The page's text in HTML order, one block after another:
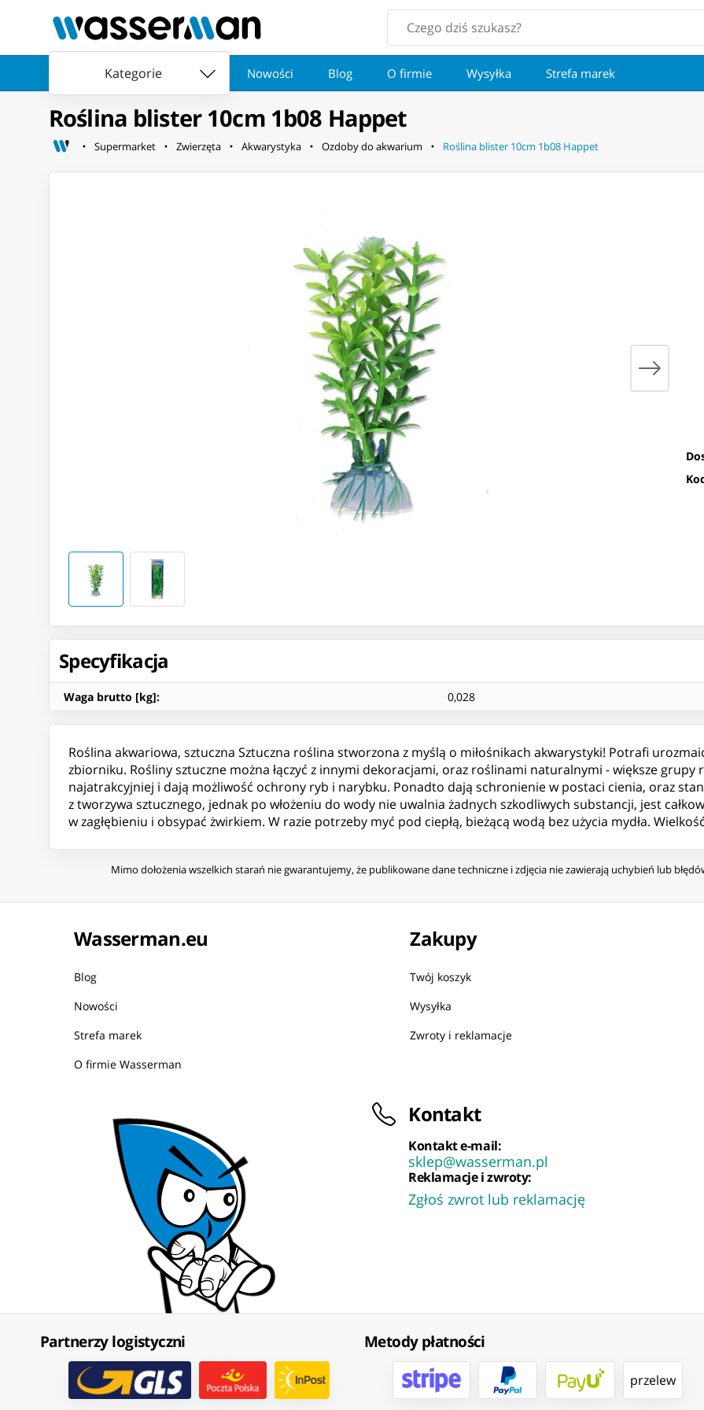
Kategorie Nowości Blog O firmie Wysyłka Strefa marek
Roślina blister 10cm 1b08 Happet
Supermarket Zwierzęta Akwarystyka Ozdoby do akwarium Roślina blister 10cm 1b08 Happet
Specyfikacja
Waga brutto [kg]: 0,028
Roślina akwariowa, sztuczna Sztuczna roślina stworzona z myślą o miłośnikach akwarystyki! Potrafi
zbiorniku. Rośliny sztuczne można łączyć z innymi dekoracjami, oraz roślinami naturalnymi - większe
najatrakcyjniej i dają możliwość ochrony ryb i narybku. Ponadto dają schronienie w postaci cienia, oraz
z tworzywa sztucznego, jednak po włożeniu do wody nie uwalnia żadnych szkodliwych substancji, jest
w zagłębieniu i obsypać żwirkiem. W razie potrzeby myć pod ciepłą, bieżącą wodą bez użycia mydła.
Mimo dołożenia wszelkich starań nie gwarantujemy, że publikowane dane techniczne i zdjęcia nie zawierają uchybień lub
Wasserman.eu
Blog
Nowości
Strefa marek
O firmie Wasserman
Zakupy
Twój koszyk
Wysyłka
Zwroty i reklamacje
Kontakt
Kontakt e-mail:
sklep@wasserman.pl
Reklamacje i zwroty:
Zgłoś zwrot lub reklamację
Partnerzy logistyczni Metody płatności
przelew